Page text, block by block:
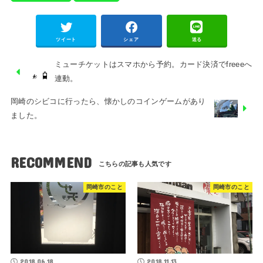
ツイート シェア 送る
ミューチケットはスマホから予約。カード決済でfreeeへ
連動。
岡崎のシビコに行ったら、懐かしのコインゲームがあり
ました。
RECOMMEND
岡崎市のこと 岡崎市のこと